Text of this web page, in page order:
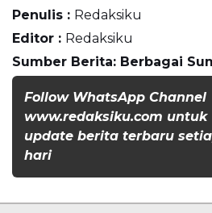
Penulis : Redaksiku
Editor : Redaksiku
Sumber Berita: Berbagai
Follow WhatsApp Channel
www.redaksiku.com untuk
update berita terbaru
hari